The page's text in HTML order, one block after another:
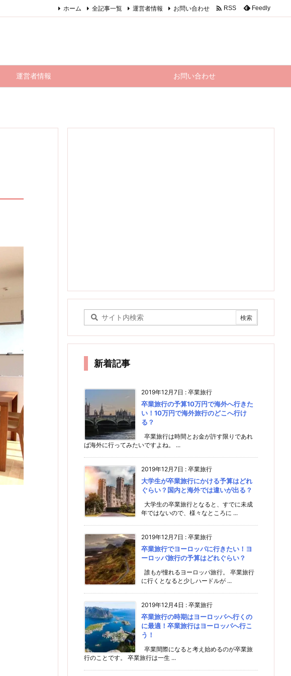
運営者情報 お問い合わせ
ホーム 全記事一覧 運営者情報 お問い合わせ  RSS Feedly
新着記事
2019年12月7日 : 卒業旅行
卒業旅行の予算10万円で海外へ行きた
い！10万円で海外旅行のどこへ行け
る？
卒業旅行は時間とお金が許す限りであれ
ば海外に行ってみたいですよね。 ...
2019年12月7日 : 卒業旅行
大学生が卒業旅行にかける予算はどれ
ぐらい？国内と海外では違いが出る？
大学生の卒業旅行となると、すでに未成
年ではないので、様々なところに ...
2019年12月7日 : 卒業旅行
卒業旅行でヨーロッパに行きたい！ヨ
ーロッパ旅行の予算はどれぐらい？
誰もが憧れるヨーロッパ旅行。 卒業旅行
に行くとなると少しハードルが ...
2019年12月4日 : 卒業旅行
卒業旅行の時期はヨーロッパへ行くの
に最適！卒業旅行はヨーロッパへ行こ
う！
卒業間際になると考え始めるのが卒業旅
行のことです。 卒業旅行は一生 ...